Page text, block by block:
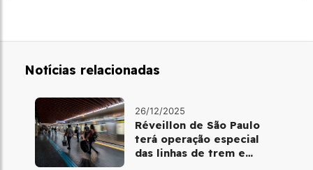
Notícias relacionadas
26/12/2025
Réveillon de São Paulo
terá operação especial
das linhas de trem e